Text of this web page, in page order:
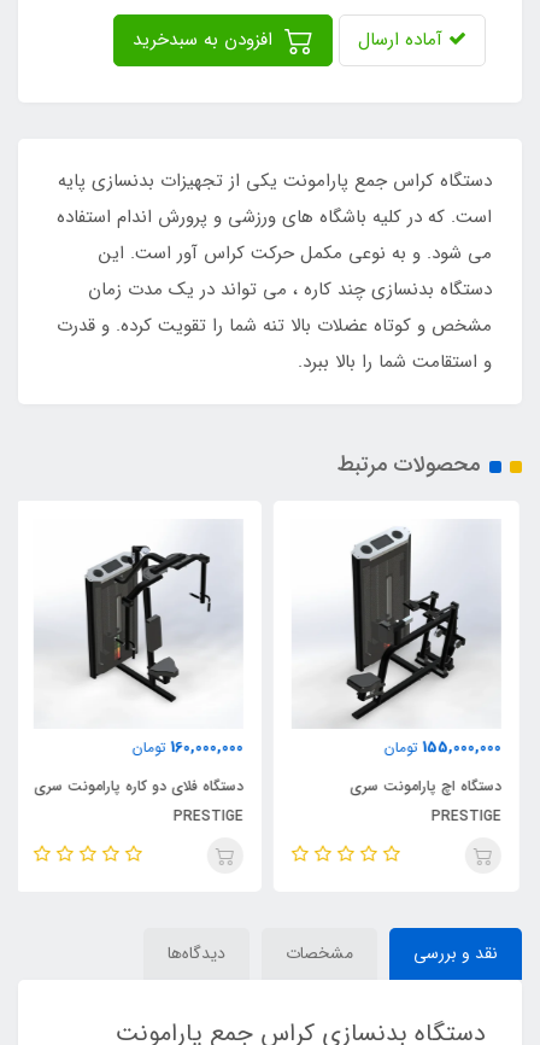
آماده ارسال
دستگاه کراس جمع پارامونت یکی از تجهیزات بدنسازی پایه
است. که در کلیه باشگاه های ورزشی و پرورش اندام استفاده
می شود. و به نوعی مکمل حرکت کراس آور است. این
دستگاه بدنسازی چند کاره ، می تواند در یک مدت زمان
مشخص و کوتاه عضلات بالا تنه شما را تقویت کرده. و قدرت
و استقامت شما را بالا ببرد.
محصولات مرتبط
155,000,000 تومان
دستگاه اچ پارامونت سری
PRESTIGE
160,000,000 تومان
دستگاه فلای دو کاره پارامونت سری
PRESTIGE
نقد و بررسی مشخصات دیدگاه‌ها
دستگاه بدنسازی کراس جمع پارامونت